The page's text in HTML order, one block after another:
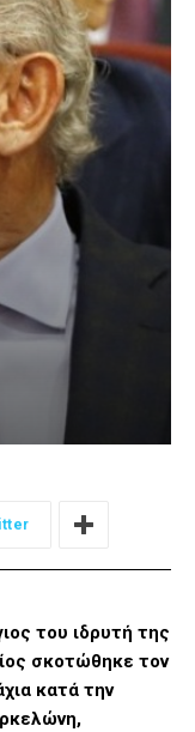
του ιδρυτή της
σκοτώθηκε τον
κατά την